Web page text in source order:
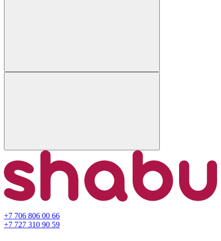
+7 706 806 00 66
+7 727 310 90 59